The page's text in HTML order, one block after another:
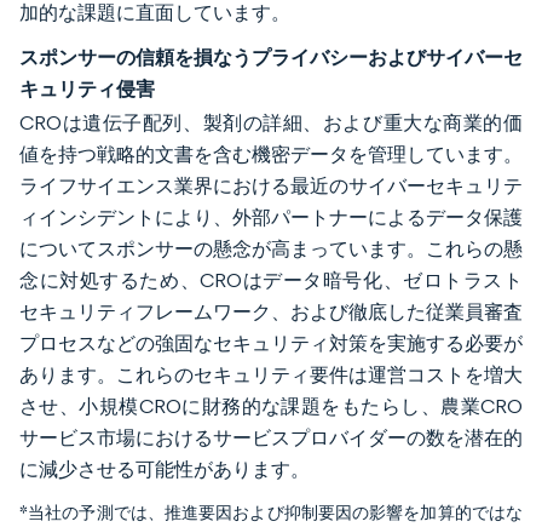
加的な課題に直面しています。
スポンサーの信頼を損なうプライバシーおよびサイバーセ
キュリティ侵害
CROは遺伝子配列、製剤の詳細、および重大な商業的価
値を持つ戦略的文書を含む機密データを管理しています。
ライフサイエンス業界における最近のサイバーセキュリテ
ィインシデントにより、外部パートナーによるデータ保護
についてスポンサーの懸念が高まっています。これらの懸
念に対処するため、CROはデータ暗号化、ゼロトラスト
セキュリティフレームワーク、および徹底した従業員審査
プロセスなどの強固なセキュリティ対策を実施する必要が
あります。これらのセキュリティ要件は運営コストを増大
させ、小規模CROに財務的な課題をもたらし、農業CRO
サービス市場におけるサービスプロバイダーの数を潜在的
に減少させる可能性があります。
*当社の予測では、推進要因および抑制要因の影響を加算的ではな